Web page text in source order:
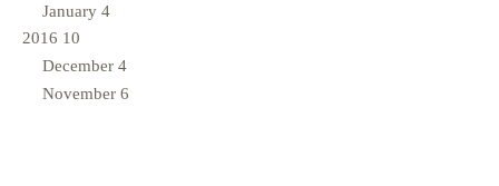
January 4
2016 10
December 4
November 6